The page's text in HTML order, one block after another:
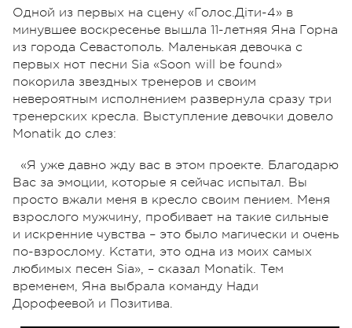
Одной из первых на сцену «Голос.Діти-4» в
минувшее воскресенье вышла 11-летняя Яна Горна
из города Севастополь. Маленькая девочка с
первых нот песни Sia «Soon will be found»
покорила звездных тренеров и своим
невероятным исполнением развернула сразу три
тренерских кресла. Выступление девочки довело
Monatik до слез:
«Я уже давно жду вас в этом проекте. Благодарю
Вас за эмоции, которые я сейчас испытал. Вы
просто вжали меня в кресло своим пением. Меня
взрослого мужчину, пробивает на такие сильные
и искренние чувства – это было магически и очень
по-взрослому. Кстати, это одна из моих самых
любимых песен Sia», – сказал Monatik. Тем
временем, Яна выбрала команду Нади
Дорофеевой и Позитива.